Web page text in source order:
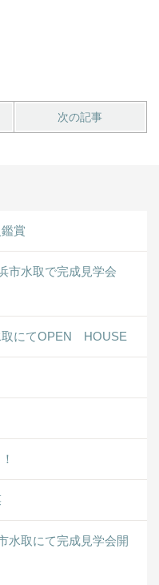
次の記事
賞
市水取で完成見学会
取にてOPEN HOUSE
水取にて完成見学会開